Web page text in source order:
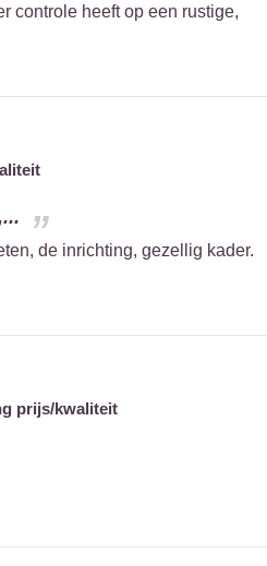
controle heeft op een rustige,
de inrichting, gezellig kader.
prijs/kwaliteit